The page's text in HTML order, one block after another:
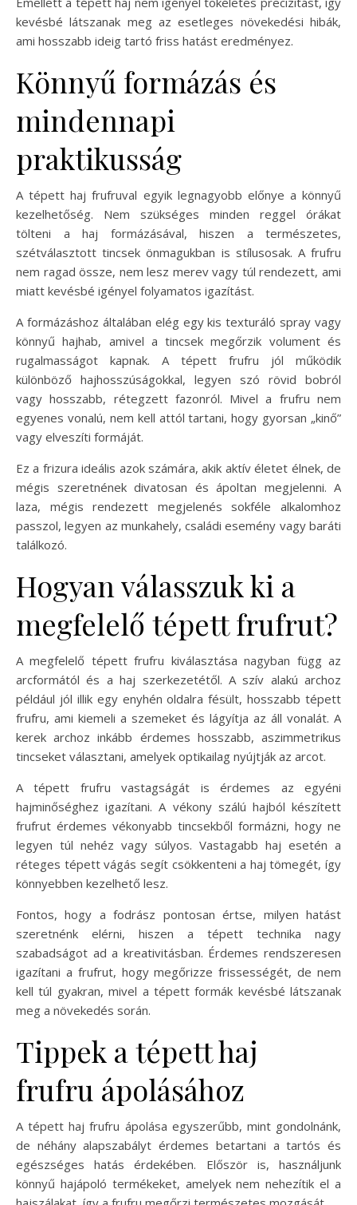
kevésbé látszanak meg az esetleges növekedési hibák,
ami hosszabb ideig tartó friss hatást eredményez.
Könnyű formázás és
mindennapi
praktikusság
A tépett haj frufruval egyik legnagyobb előnye a könnyű
kezelhetőség. Nem szükséges minden reggel órákat
tölteni a haj formázásával, hiszen a természetes,
szétválasztott tincsek önmagukban is stílusosak. A frufru
nem ragad össze, nem lesz merev vagy túl rendezett, ami
miatt kevésbé igényel folyamatos igazítást.
A formázáshoz általában elég egy kis texturáló spray vagy
könnyű hajhab, amivel a tincsek megőrzik volument és
rugalmasságot kapnak. A tépett frufru jól működik
különböző hajhosszúságokkal, legyen szó rövid bobról
vagy hosszabb, rétegzett fazonról. Mivel a frufru nem
egyenes vonalú, nem kell attól tartani, hogy gyorsan „kinő”
vagy elveszíti formáját.
Ez a frizura ideális azok számára, akik aktív életet élnek, de
mégis szeretnének divatosan és ápoltan megjelenni. A
laza, mégis rendezett megjelenés sokféle alkalomhoz
passzol, legyen az munkahely, családi esemény vagy baráti
találkozó.
Hogyan válasszuk ki a
megfelelő tépett frufrut?
A megfelelő tépett frufru kiválasztása nagyban függ az
arcformától és a haj szerkezetétől. A szív alakú archoz
például jól illik egy enyhén oldalra fésült, hosszabb tépett
frufru, ami kiemeli a szemeket és lágyítja az áll vonalát. A
kerek archoz inkább érdemes hosszabb, aszimmetrikus
tincseket választani, amelyek optikailag nyújtják az arcot.
A tépett frufru vastagságát is érdemes az egyéni
hajminőséghez igazítani. A vékony szálú hajból készített
frufrut érdemes vékonyabb tincsekből formázni, hogy ne
legyen túl nehéz vagy súlyos. Vastagabb haj esetén a
réteges tépett vágás segít csökkenteni a haj tömegét, így
könnyebben kezelhető lesz.
Fontos, hogy a fodrász pontosan értse, milyen hatást
szeretnénk elérni, hiszen a tépett technika nagy
szabadságot ad a kreativitásban. Érdemes rendszeresen
igazítani a frufrut, hogy megőrizze frissességét, de nem
kell túl gyakran, mivel a tépett formák kevésbé látszanak
meg a növekedés során.
Tippek a tépett haj
frufru ápolásához
A tépett haj frufru ápolása egyszerűbb, mint gondolnánk,
de néhány alapszabályt érdemes betartani a tartós és
egészséges hatás érdekében. Először is, használjunk
könnyű hajápoló termékeket, amelyek nem nehezítik el a